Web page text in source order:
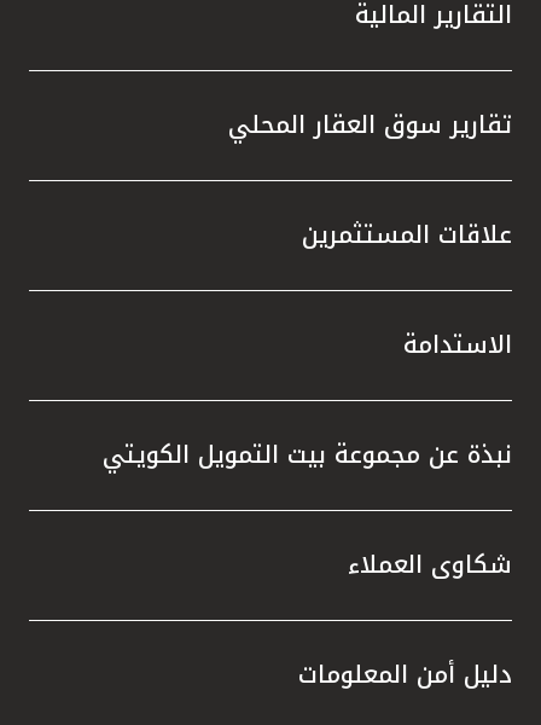
التقارير المالية
تقارير سوق العقار المحلي
علاقات المستثمرين
الاستدامة
نبذة عن مجموعة بيت التمويل الكويتي
شكاوى العملاء
دليل أمن المعلومات